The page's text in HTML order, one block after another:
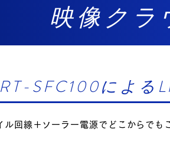
映像クラ
SFC100による
ル回線＋ソーラー電源でどこからでも